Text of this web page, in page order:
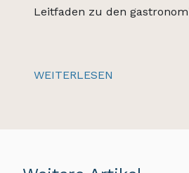
Leitfaden zu den
WEITERLESEN